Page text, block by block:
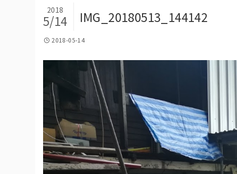
IMG_20180513_144142
2018
5/14
2018-05-14